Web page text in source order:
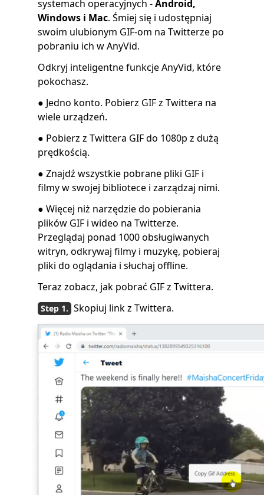
systemach operacyjnych -Android,
Windows i Mac. Śmiej się i udostępniaj
swoim ulubionym GIF-om na Twitterze po
pobraniu ich w AnyVid.
Odkryj inteligentne funkcje AnyVid, które
pokochasz.
● Jedno konto. Pobierz GIF z Twittera na
wiele urządzeń.
● Pobierz z Twittera GIF do 1080p z dużą
prędkością.
● Znajdź wszystkie pobrane pliki GIF i
filmy w swojej bibliotece i zarządzaj nimi.
● Więcej niż narzędzie do pobierania
plików GIF i wideo na Twitterze.
Przeglądaj ponad 1000 obsługiwanych
witryn, odkrywaj filmy i muzykę, pobieraj
pliki do oglądania i słuchaj offline.
Teraz zobacz, jak pobrać GIF z Twittera.
Skopiuj link z Twittera.